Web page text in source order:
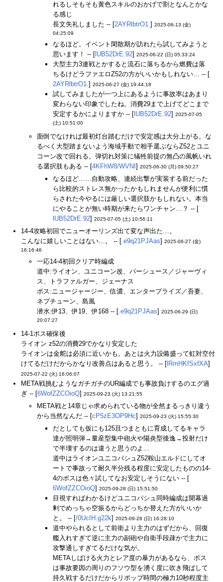
れるしそもそも黄色スキルのおかげで割となんとかな
る感じ
長文失礼しました -- [2AYRlbtrO1.] 2025-06-13 (金)
04:25:09
なるほど。イベント閑散期が訪れたら試してみようと
思います！ -- [ lUB52DrE.92] 2025-06-22 (日) 05:33:24
大型主力3連戦とかすると流石に落ちるから燃費は落
ちるけどラファエロZ52の方がいいかもしれない… -- [
2AYRlbtrO1.] 2025-06-27 (金) 19:44:18
試してみましたが一つ上にあるように事故率はあまり
変わらない印象でしたね。消費29まで上げてどこまで
安定するかによりますか -- [ lUB52DrE.92] 2025-07-05
(土) 10:51:00
面倒でなければ最初灯台踏むだけで安定感は大分上がる。な
るべく大型踏まないよう海域手動で相手選ぶならZ52とユニ
コーン改で回れる。弾切れ対策に犠牲前提の無凸の風帆いれ
る選択肢もある -- [4KFhW8/WVNI ] 2025-06-30 (月) 09:50:27
なるほど……自動攻略、連続出撃が実装する前だった
ら比較的ストレス無かったかもしれませんが便利に慣
らされた今やるには厳しい選択肢かもしれない。本当
にやることが無い時期が来たらワンチャン…？ -- [
lUB52DrE.92] 2025-07-05 (土) 10:56:11
14-4攻略初回でニューオーリンズ出て変な声出た…。
こんなに嬉しいことはない…。 -- [.e9q21PJAas] 2025-06-27 (金)
16:16:46
一応14-4初回クリア時編成
道中:ライオン、ユニコーン改、パーシュース／ジャーヴィ
ス、トラファルガー、ジェーナス
ボス:ニュージャージー、信濃、エンタープライズ／吾妻、
ネプチューン、島風
潜水:伊13、伊19、伊168 -- [.e9q21PJAas] 2025-06-29 (日)
20:07:27
14-1ボス確保後
ライオン z52の消費29でかなり安定した
ライオンは金舵は必須に近いかも。あとは火力設備盛って虹対空付
けてるだけだからかなり改善点はあると思う。 -- [ lRmHKfSxfXA]
2025-07-22 (火) 16:06:07
META戦挑むようなガチガチのUR編成でも事故負けするのエグ過
ぎ -- [6WofZZCOioQ] 2025-09-23 (火) 13:21:55
META戦と14章じゃ求められている物が全然まるっきり違う
から当然なんだ -- [cP5zE3OP9Hc] 2025-09-23 (火) 15:55:30
だとしても仮にも125且つまともに育成してるキャラ
達が照明弾→量産型集中砲火や陽炎型後逸→投射だけ
で半壊するのは違うと思うのよ...
道中はライオンユニコパシュZ52鞍山エルドにしてオ
ートで事故って耐久半分残る程度に安定したものの14-
4のボスは色々試してなお安定しそうにない -- [
6WofZZCOioQ] 2025-09-28 (日) 15:51:50
目視すればわかるけどユニコパシュ同時編成は開幕過
剰でめっちゃ空振るからどっちか替えた方がいいか
と。 -- [/0UcIH.g22k] 2025-09-28 (日) 16:28:10
道中やられるとして前衛より主力のはずだから、回復
艦入れすぎて逆に主力の副砲や自衛手段疎かで主力に
攻撃通しすぎてるだけな気が。
METAしばける火力とレア度の暴力があるなら、ボス
は事故要因の周りのフソウ型を湧く度に吹き飛ばして
持久戦するだけだからリポップ時間の極力10秒程度主